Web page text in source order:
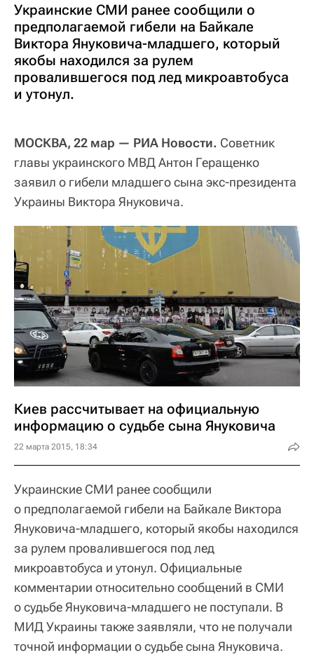
Украинские СМИ ранее сообщили о
предполагаемой гибели на Байкале
Виктора Януковича-младшего, который
якобы находился за рулем
провалившегося под лед микроавтобуса
и утонул.
МОСКВА, 22 мар — РИА Новости. Советник
главы украинского МВД Антон Геращенко
заявил о гибели младшего сына экс-президента
Украины Виктора Януковича.
Киев рассчитывает на официальную
информацию о судьбе сына Януковича
22 марта 2015, 18:34
Украинские СМИ ранее сообщили
о предполагаемой гибели на Байкале Виктора
Януковича-младшего, который якобы находился
за рулем провалившегося под лед
микроавтобуса и утонул. Официальные
комментарии относительно сообщений в СМИ
о судьбе Януковича-младшего не поступали. В
МИД Украины также заявляли, что не получали
точной информации о судьбе сына Януковича.